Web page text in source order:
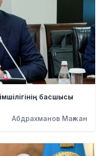
басшысы
Абдрахманов Мағжан